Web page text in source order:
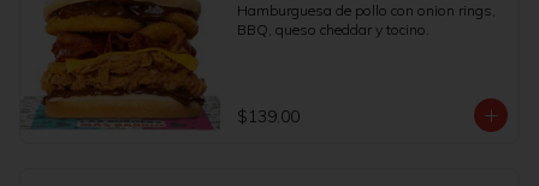
Hamburguesa de pollo con onion rings,
BBQ, queso cheddar y tocino.
$139.00